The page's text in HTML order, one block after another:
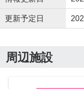
更新予定日
周辺施設